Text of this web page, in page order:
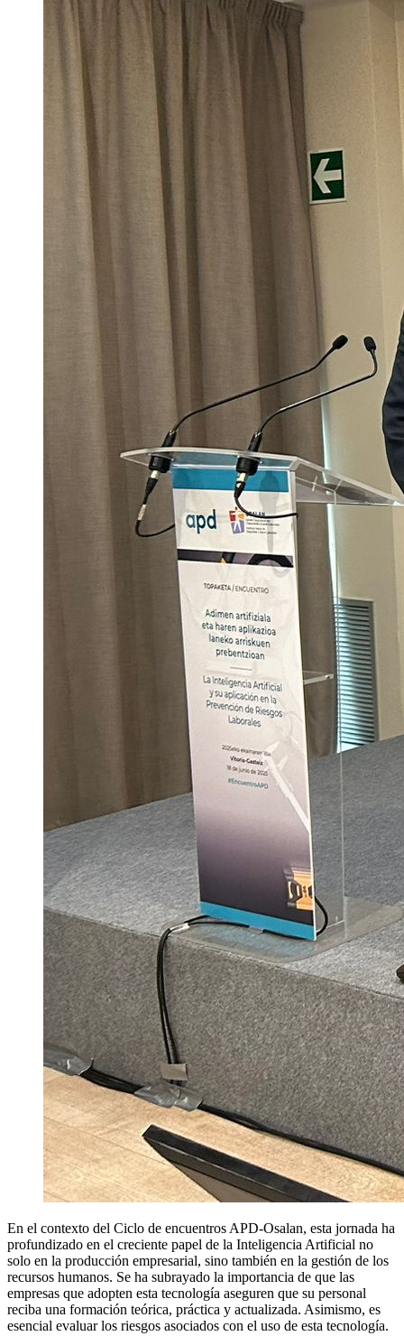
En el contexto del Ciclo de encuentros APD-Osalan, esta jornada ha
profundizado en el creciente papel de la Inteligencia Artificial no
solo en la producción empresarial, sino también en la gestión de los
recursos humanos. Se ha subrayado la importancia de que las
empresas que adopten esta tecnología aseguren que su personal
reciba una formación teórica, práctica y actualizada. Asimismo, es
esencial evaluar los riesgos asociados con el uso de esta tecnología.